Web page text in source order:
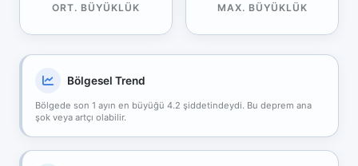
ORT. BÜYÜKLÜK MAX. BÜYÜKLÜK
Bölgesel Trend
Bölgede son 1 ayın en büyüğü 4.2 şiddetindeydi. Bu deprem ana
şok veya artçı olabilir.